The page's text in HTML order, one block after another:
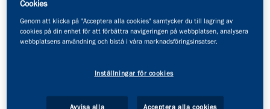
SPRÄNGÖRT
meter hög. Den blommar under juli–augusti
med små vita blommor som sitter i flockar.
Cookies
Genom att klicka på "Acceptera alla cookies" samtycker du till lagring av
cookies på din enhet för att förbättra navigeringen på webbplatsen, analysera
webbplatsens användning och bistå i våra marknadsföringsinsatser.
Inställningar för cookies